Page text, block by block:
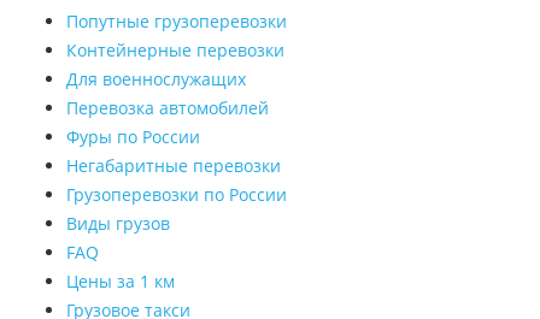
Попутные грузоперевозки
Контейнерные перевозки
Для военнослужащих
Перевозка автомобилей
Фуры по России
Негабаритные перевозки
Грузоперевозки по России
Виды грузов
FAQ
Цены за 1 км
Грузовое такси